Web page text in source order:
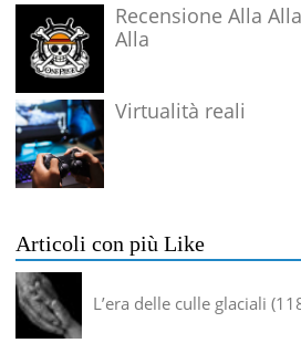
Recensione Alla
Alla
Virtualità reali
Articoli con più Like
L’era delle culle glaciali